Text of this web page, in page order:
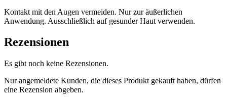
Kontakt mit den Augen vermeiden. Nur zur äußerlichen
Anwendung. Ausschließlich auf gesunder Haut verwenden.
Rezensionen
Es gibt noch keine Rezensionen.
Nur angemeldete Kunden, die dieses Produkt gekauft haben, dürfen
eine Rezension abgeben.